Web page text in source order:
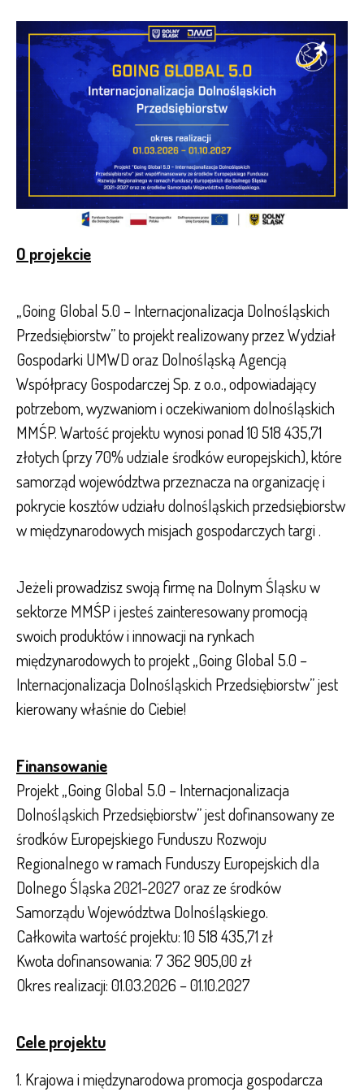
O projekcie
„Going Global 5.0 – Internacjonalizacja Dolnośląskich
Przedsiębiorstw” to projekt realizowany przez Wydział
Gospodarki UMWD oraz Dolnośląską Agencją
Współpracy Gospodarczej Sp. z o.o., odpowiadający
potrzebom, wyzwaniom i oczekiwaniom dolnośląskich
MMŚP. Wartość projektu wynosi ponad 10 518 435,71
złotych (przy 70% udziale środków europejskich), które
samorząd województwa przeznacza na organizację i
pokrycie kosztów udziału dolnośląskich przedsiębiorstw
w międzynarodowych misjach gospodarczych targi .
Jeżeli prowadzisz swoją firmę na Dolnym Śląsku w
sektorze MMŚP i jesteś zainteresowany promocją
swoich produktów i innowacji na rynkach
międzynarodowych to projekt „Going Global 5.0 –
Internacjonalizacja Dolnośląskich Przedsiębiorstw” jest
kierowany właśnie do Ciebie!
Finansowanie
Projekt „Going Global 5.0 – Internacjonalizacja
Dolnośląskich Przedsiębiorstw” jest dofinansowany ze
środków Europejskiego Funduszu Rozwoju
Regionalnego w ramach Funduszy Europejskich dla
Dolnego Śląska 2021-2027 oraz ze środków
Samorządu Województwa Dolnośląskiego.
Całkowita wartość projektu: 10 518 435,71 zł
Kwota dofinansowania: 7 362 905,00 zł
Okres realizacji: 01.03.2026 – 01.10.2027
Cele projektu
1. Krajowa i międzynarodowa promocja gospodarcza